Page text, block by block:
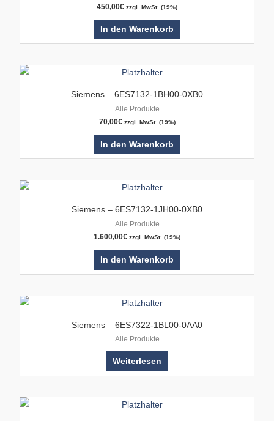
450,00€ zzgl. MwSt. (19%)
In den Warenkorb
Siemens – 6ES7132-1BH00-0XB0
Alle Produkte
70,00€ zzgl. MwSt. (19%)
In den Warenkorb
Siemens – 6ES7132-1JH00-0XB0
Alle Produkte
1.600,00€ zzgl. MwSt. (19%)
In den Warenkorb
Siemens – 6ES7322-1BL00-0AA0
Alle Produkte
Weiterlesen